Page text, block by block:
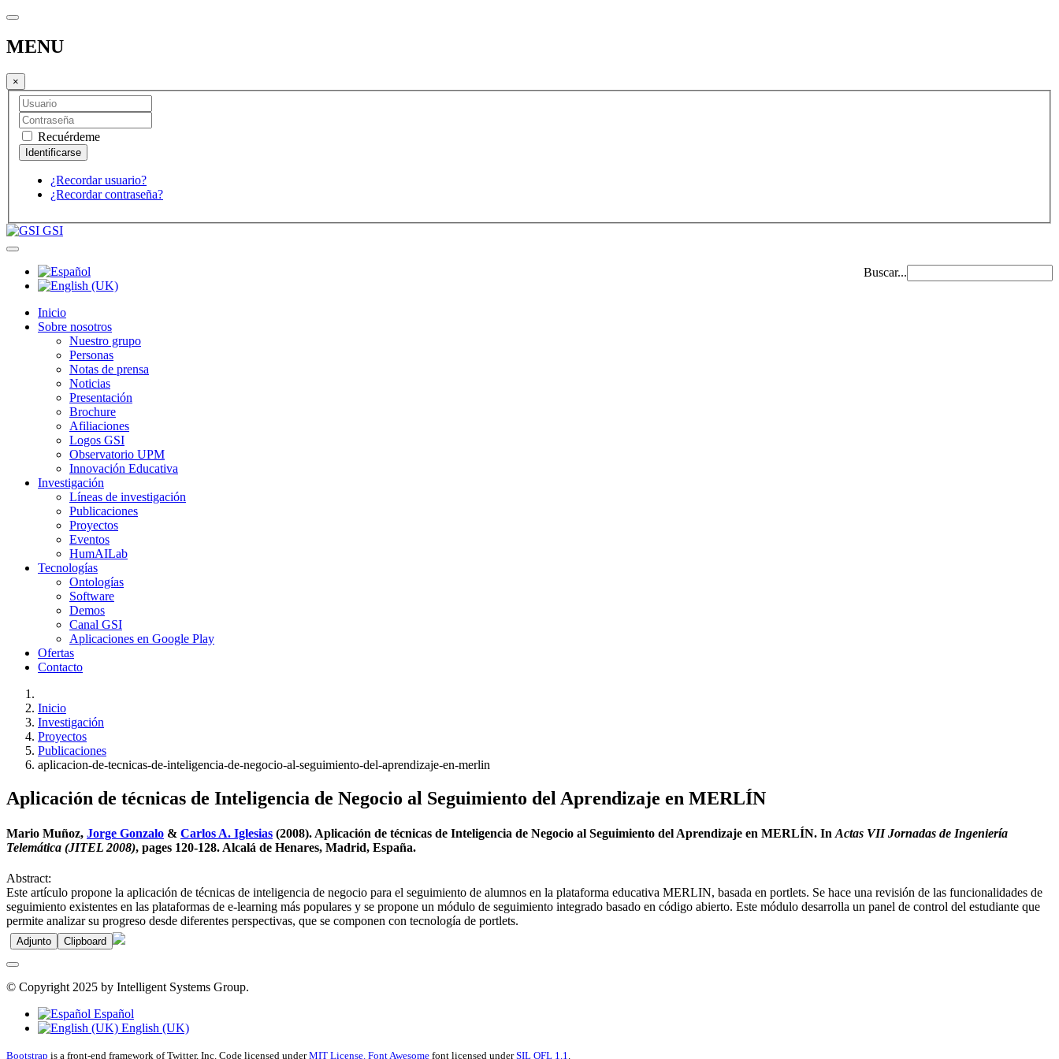
MENU
×
Recuérdeme
¿Recordar usuario?
¿Recordar contraseña?
GSI
Buscar...
Inicio
Sobre nosotros
Nuestro grupo
Personas
Notas de prensa
Noticias
Presentación
Brochure
Afiliaciones
Logos GSI
Observatorio UPM
Innovación Educativa
Investigación
Líneas de investigación
Publicaciones
Proyectos
Eventos
HumAILab
Tecnologías
Ontologías
Software
Demos
Canal GSI
Aplicaciones en Google Play
Ofertas
Contacto
Inicio
Investigación
Proyectos
Publicaciones
aplicacion-de-tecnicas-de-inteligencia-de-negocio-al-seguimiento-del-aprendizaje-en-merlin
Aplicación de técnicas de Inteligencia de Negocio al Seguimiento del Aprendizaje en MERLÍN
Mario Muñoz, Jorge Gonzalo & Carlos A. Iglesias (2008). Aplicación de técnicas de Inteligencia de Negocio al Seguimiento del Aprendizaje en MERLÍN. In Actas VII Jornadas de Ingeniería
Telemática (JITEL 2008), pages 120-128. Alcalá de Henares, Madrid, España.
Abstract:
Este artículo propone la aplicación de técnicas de inteligencia de negocio para el seguimiento de alumnos en la plataforma educativa MERLIN, basada en portlets. Se hace una revisión de las funcionalidades de
seguimiento existentes en las plataformas de e-learning más populares y se propone un módulo de seguimiento integrado basado en código abierto. Este módulo desarrolla un panel de control del estudiante que
permite analizar su progreso desde diferentes perspectivas, que se componen con tecnología de portlets.
Adjunto Clipboard
© Copyright 2025 by Intelligent Systems Group.
Español
English (UK)
Bootstrap is a front-end framework of Twitter, Inc. Code licensed underMIT License. Font Awesome font licensed underSIL OFL 1.1